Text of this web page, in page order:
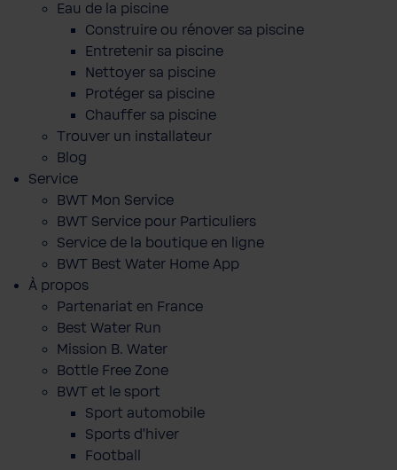
Eau de la piscine
Construire ou rénover sa piscine
Entretenir sa piscine
Nettoyer sa piscine
Protéger sa piscine
Chauffer sa piscine
Trouver un installateur
Blog
Service
BWT Mon Service
BWT Service pour Particuliers
Service de la boutique en ligne
BWT Best Water Home App
À propos
Partenariat en France
Best Water Run
Mission B. Water
Bottle Free Zone
BWT et le sport
Sport automobile
Sports d'hiver
Football